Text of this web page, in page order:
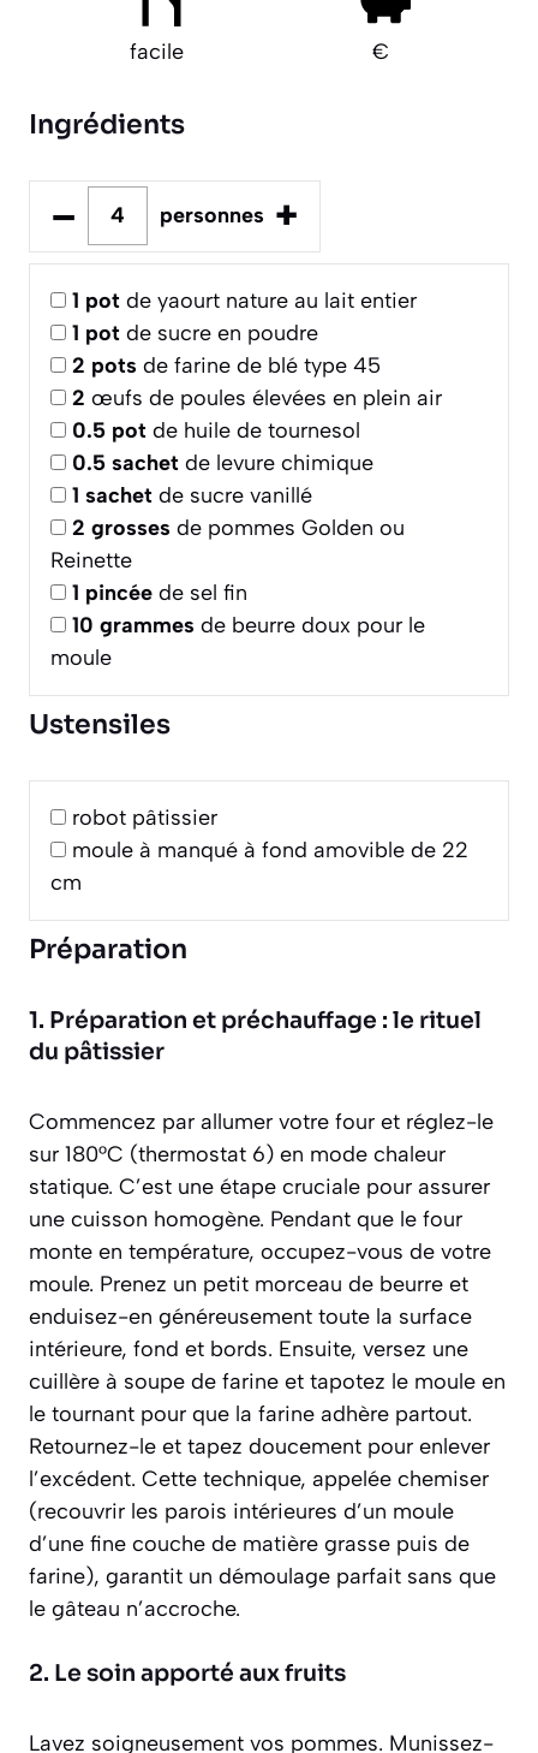
facile €
Ingrédients
– personnes +
1 pot de yaourt nature au lait entier
1 pot de sucre en poudre
2 pots de farine de blé type 45
2 œufs de poules élevées en plein air
0.5 pot de huile de tournesol
0.5 sachet de levure chimique
1 sachet de sucre vanillé
2 grosses de pommes Golden ou
Reinette
1 pincée de sel fin
10 grammes de beurre doux pour le
moule
Ustensiles
robot pâtissier
moule à manqué à fond amovible de 22
cm
Préparation
1. Préparation et préchauffage : le rituel
du pâtissier
Commencez par allumer votre four et réglez-le
sur 180°C (thermostat 6) en mode chaleur
statique. C’est une étape cruciale pour assurer
une cuisson homogène. Pendant que le four
monte en température, occupez-vous de votre
moule. Prenez un petit morceau de beurre et
enduisez-en généreusement toute la surface
intérieure, fond et bords. Ensuite, versez une
cuillère à soupe de farine et tapotez le moule en
le tournant pour que la farine adhère partout.
Retournez-le et tapez doucement pour enlever
l’excédent. Cette technique, appelée chemiser
(recouvrir les parois intérieures d’un moule
d’une fine couche de matière grasse puis de
farine), garantit un démoulage parfait sans que
le gâteau n’accroche.
2. Le soin apporté aux fruits
Lavez soigneusement vos pommes. Munissez-